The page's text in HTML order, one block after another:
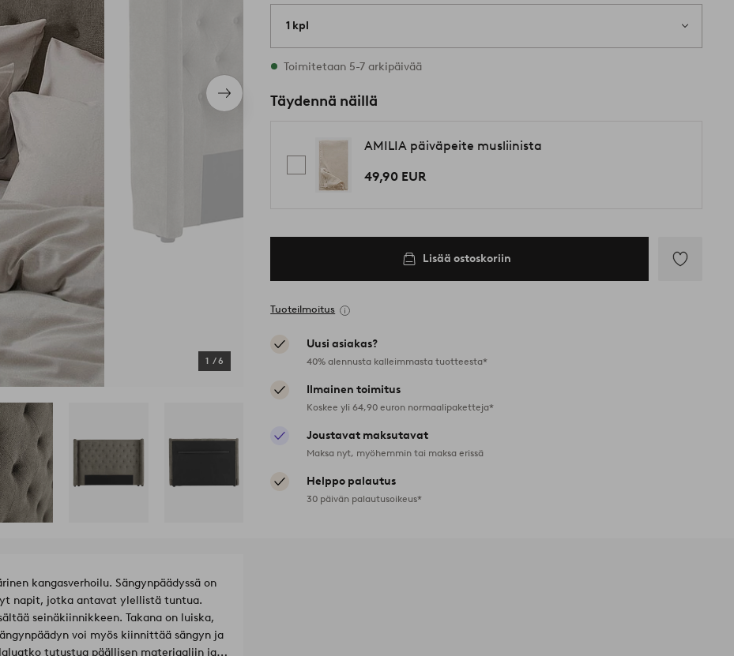
Seuraava
tuote
1 /6
1 kpl
Varastossa
Toimitetaan 5-7 arkipäivää
Täydennä näillä
AMILIA päiväpeite musliinista
49,90 EUR
Lisää ostoskoriin
Tuoteilmoitus
Uusi asiakas?
40% alennusta kalleimmasta tuotteesta*
Ilmainen toimitus
Koskee yli 64,90 euron normaalipaketteja*
Joustavat maksutavat
Maksa nyt, myöhemmin tai maksa erissä
Helppo palautus
30 päivän palautusoikeus*
kangasverhoilu. Sängynpäädyssä on
napit, jotka antavat ylellistä tuntua.
seinäkiinnikkeen. Takana on luiska,
voi myös kiinnittää sängyn ja
tutustua päällisen materiaaliin ja